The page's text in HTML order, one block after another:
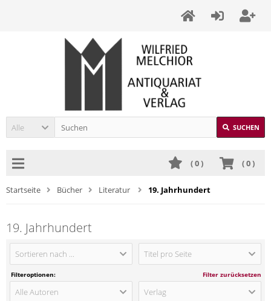
Alle SUCHEN
(0)
(0)
Startseite Bücher Literatur 19. Jahrhundert
19. Jahrhundert
Sortieren nach ... Titel pro Seite
Filteroptionen: Filter zurücksetzen
Alle Autoren Verlag